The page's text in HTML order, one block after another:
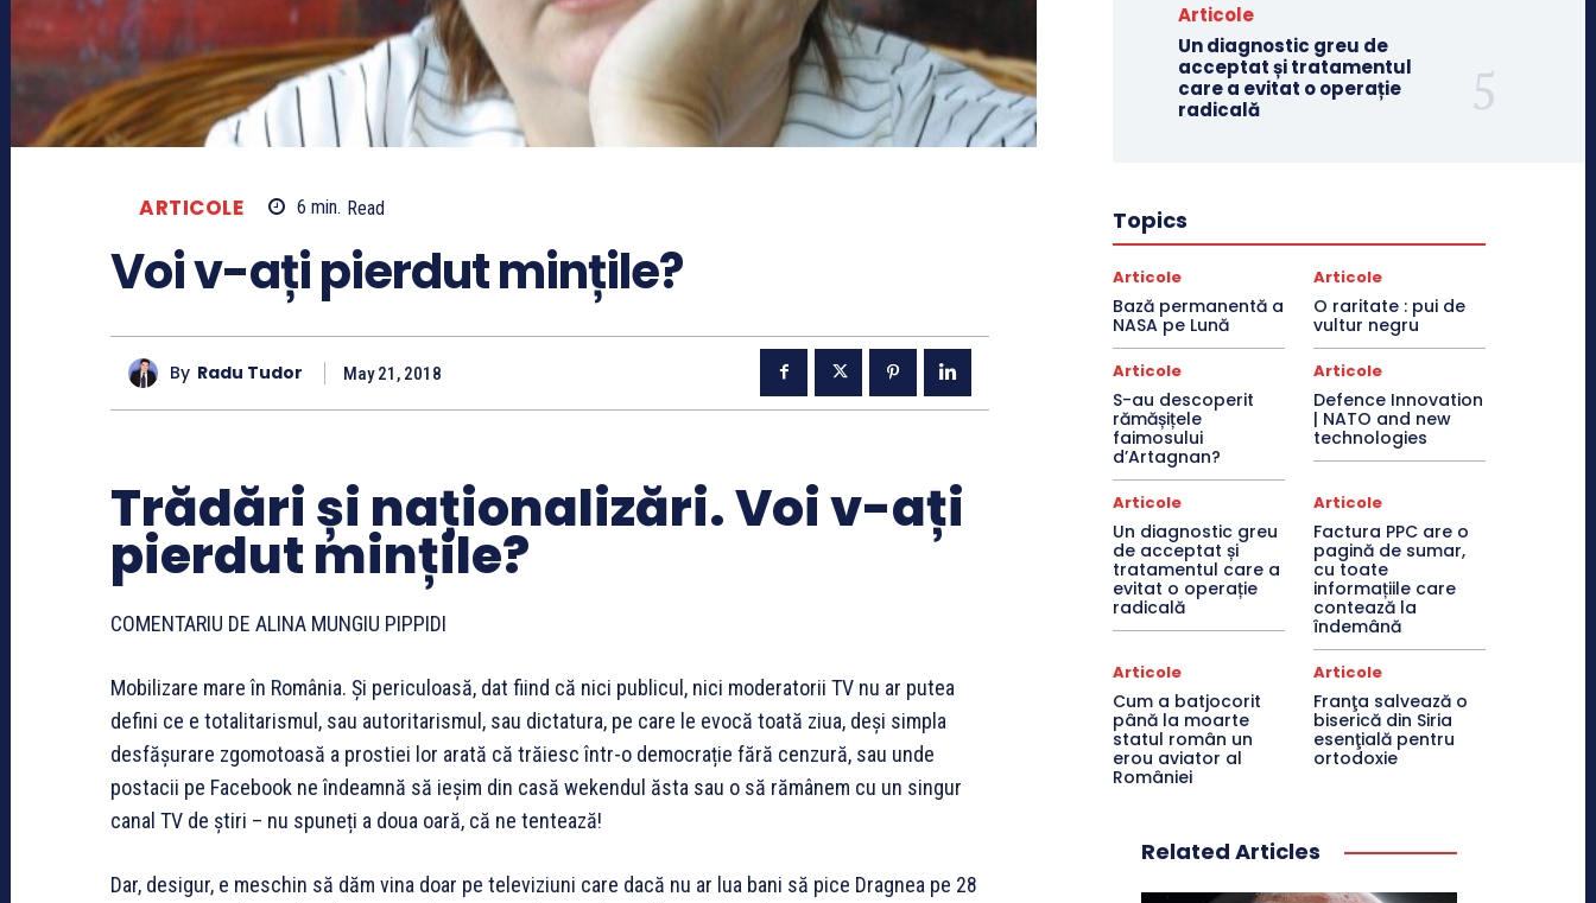
ARTICOLE 6 min. Read
Voi v-ați pierdut mințile?
By Radu Tudor May 21, 2018
Trădări și naționalizări. Voi v-ați
pierdut mințile?
COMENTARIU DE ALINA MUNGIU PIPPIDI
Mobilizare mare în România. Și periculoasă, dat fiind că nici publicul, nici moderatorii TV nu ar putea
defini ce e totalitarismul, sau autoritarismul, sau dictatura, pe care le evocă toată ziua, deși simpla
desfășurare zgomotoasă a prostiei lor arată că trăiesc într-o democrație fără cenzură, sau unde
postacii pe Facebook ne îndeamnă să ieșim din casă wekendul ăsta sau o să rămânem cu un singur
canal TV de știri – nu spuneți a doua oară, că ne tentează!
Dar, desigur, e meschin să dăm vina doar pe televiziuni care dacă nu ar lua bani să pice Dragnea pe 28
Articole
Un diagnostic greu de
acceptat și tratamentul
care a evitat o operație
radicală
Topics
Articole
Bază permanentă a
NASA pe Lună
Articole
O raritate : pui de
vultur negru
Articole
S-au descoperit
rămășițele
faimosului
d’Artagnan?
Articole
Defence Innovation
| NATO and new
technologies
Articole
Un diagnostic greu
de acceptat și
tratamentul care a
evitat o operație
radicală
Articole
Factura PPC are o
pagină de sumar,
cu toate
informațiile care
contează la
îndemână
Articole
Cum a batjocorit
până la moarte
statul român un
erou aviator al
României
Articole
Franţa salvează o
biserică din Siria
esenţială pentru
ortodoxie
Related Articles